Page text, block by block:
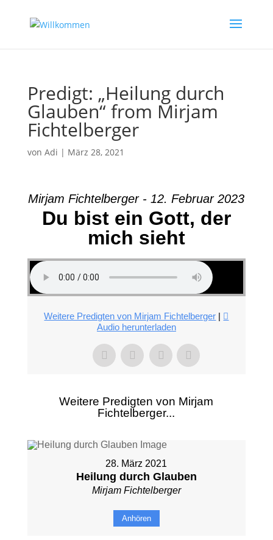
Predigt: „Heilung durch
Glauben“ from Mirjam
Fichtelberger
von Adi | März 28, 2021
Mirjam Fichtelberger - 12. Februar 2023
Du bist ein Gott, der
mich sieht
Weitere Predigten von Mirjam Fichtelberger |
Audio herunterladen
Weitere Predigten von Mirjam
Fichtelberger...
28. März 2021
Heilung durch Glauben
Mirjam Fichtelberger
Anhören